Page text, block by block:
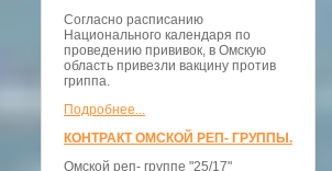
Согласно расписанию
Национального календаря по
проведению прививок, в Омскую
область привезли вакцину против
гриппа.
Подробнее...
КОНТРАКТ ОМСКОЙ РЕП- ГРУППЫ.
Омской реп- группе "25/17"